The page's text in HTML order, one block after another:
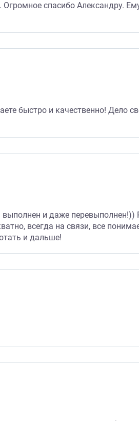
спасибо Александру.
быстро и качественно! Дело
и даже
всегда на связи, все
и дальше!